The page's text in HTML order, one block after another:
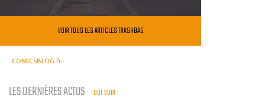
VOIR TOUS LES ARTICLES TRASHBAG
COMICSBLOG.fr
LES DERNIÈRES ACTUS TOUT VOIR